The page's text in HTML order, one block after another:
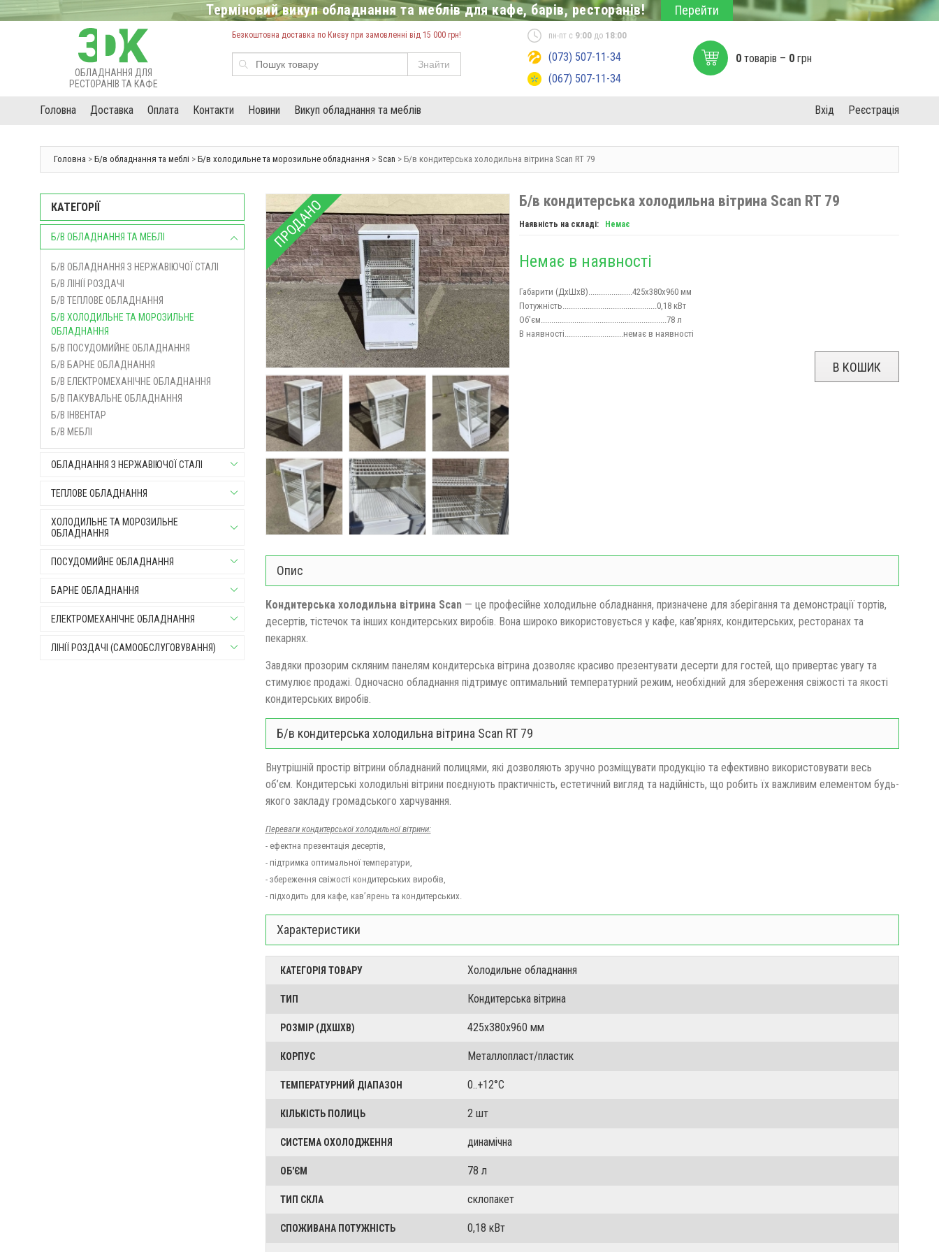
Терміновий викуп обладнання та меблів для кафе, барів, ресторанів! Перейти
ОБЛАДНАННЯ ДЛЯ
РЕСТОРАНІВ ТА КАФЕ
Безкоштовна доставка по Києву при замовленні від 15 000 грн!
Знайти
пн-пт с 9:00 до 18:00
(073) 507-11-34
(067) 507-11-34
0 товарів – 0 грн
Головна Доставка Оплата Контакти Новини Викуп обладнання та меблів Реєстрація
Вхід
Головна > Б/в обладнання та меблі > Б/в холодильне та морозильне обладнання > Scan > Б/в кондитерська холодильна вітрина Scan RT 79
ПРОДАНО Б/в кондитерська холодильна вітрина Scan RT 79
Наявність на складі: Немає
Немає в наявності
Габарити (ДхШхВ).....................425х380х960 мм
Потужність.............................................0,18 кВт
Об'єм............................................................78 л
В наявності............................немає в наявності
В КОШИК
Опис
Кондитерська холодильна вітрина Scan— це професійне холодильне обладнання, призначене для зберігання та демонстрації тортів,
десертів, тістечок та інших кондитерських виробів. Вона широко використовується у кафе, кав’ярнях, кондитерських, ресторанах та
пекарнях.
Завдяки прозорим скляним панелям кондитерська вітрина дозволяє красиво презентувати десерти для гостей, що привертає увагу та
стимулює продажі. Одночасно обладнання підтримує оптимальний температурний режим, необхідний для збереження свіжості та якості
кондитерських виробів.
Б/в кондитерська холодильна вітрина Scan RT 79
Внутрішній простір вітрини обладнаний полицями, які дозволяють зручно розміщувати продукцію та ефективно використовувати весь
об’єм. Кондитерські холодильні вітрини поєднують практичність, естетичний вигляд та надійність, що робить їх важливим елементом будь-
якого закладу громадського харчування.
Переваги кондитерської холодильної вітрини:
- ефектна презентація десертів,
- підтримка оптимальної температури,
- збереження свіжості кондитерських виробів,
- підходить для кафе, кав’ярень та кондитерських.
Характеристики
КАТЕГОРІЯ ТОВАРУ Холодильне обладнання
ТИП Кондитерська вітрина
РОЗМІР (ДХШХВ) 425х380х960 мм
КОРПУС Металлопласт/пластик
ТЕМПЕРАТУРНИЙ ДІАПАЗОН 0..+12°C
КІЛЬКІСТЬ ПОЛИЦЬ 2 шт
СИСТЕМА ОХОЛОДЖЕННЯ динамічна
ОБ'ЄМ 78 л
ТИП СКЛА склопакет
СПОЖИВАНА ПОТУЖНІСТЬ 0,18 кВт
КАТЕГОРІЇ
Б/В ОБЛАДНАННЯ ТА МЕБЛІ
Б/В ОБЛАДНАННЯ З НЕРЖАВІЮЧОЇ СТАЛІ
Б/В ЛІНІЇ РОЗДАЧІ
Б/В ТЕПЛОВЕ ОБЛАДНАННЯ
Б/В ХОЛОДИЛЬНЕ ТА МОРОЗИЛЬНЕ
ОБЛАДНАННЯ
Б/В ПОСУДОМИЙНЕ ОБЛАДНАННЯ
Б/В БАРНЕ ОБЛАДНАННЯ
Б/В ЕЛЕКТРОМЕХАНІЧНЕ ОБЛАДНАННЯ
Б/В ПАКУВАЛЬНЕ ОБЛАДНАННЯ
Б/В ІНВЕНТАР
Б/В МЕБЛІ
ОБЛАДНАННЯ З НЕРЖАВІЮЧОЇ СТАЛІ
ТЕПЛОВЕ ОБЛАДНАННЯ
ХОЛОДИЛЬНЕ ТА МОРОЗИЛЬНЕ
ОБЛАДНАННЯ
ПОСУДОМИЙНЕ ОБЛАДНАННЯ
БАРНЕ ОБЛАДНАННЯ
ЕЛЕКТРОМЕХАНІЧНЕ ОБЛАДНАННЯ
ЛІНІЇ РОЗДАЧІ (САМООБСЛУГОВУВАННЯ)